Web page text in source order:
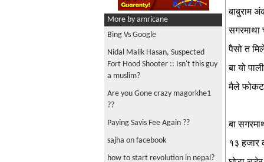
More by amricane
Bing Vs Google
Nidal Malik Hasan, Suspected
Fort Hood Shooter :: Isn't this guy
a muslim?
Are you Gone crazy magorkhe1
??
Paying Savis Fee Again ??
sajha on facebook
how to start revolution in nepal?
बाबुराम
सगरमाथा
पैसो त
बा यो
मैले फोकट
बा
१३ हजार